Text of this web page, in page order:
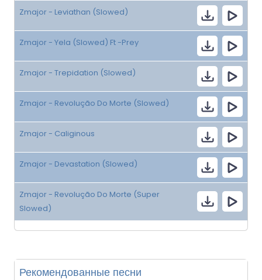
Zmajor - Leviathan (Slowed)
Zmajor - Yela (Slowed) Ft -Prey
Zmajor - Trepidation (Slowed)
Zmajor - Revolução Do Morte (Slowed)
Zmajor - Caliginous
Zmajor - Devastation (Slowed)
Zmajor - Revolução Do Morte (Super
Slowed)
Рекомендованные песни